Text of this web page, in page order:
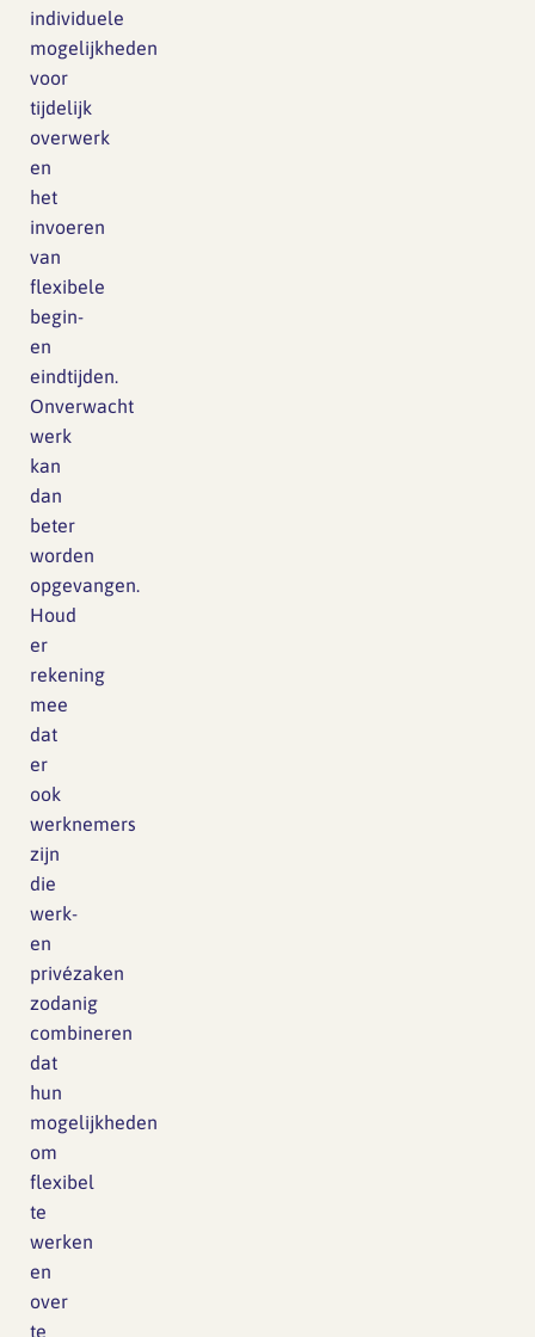
individuele
mogelijkheden
voor
tijdelijk
overwerk
en
het
invoeren
van
flexibele
begin-
en
eindtijden.
Onverwacht
werk
kan
dan
beter
worden
opgevangen.
Houd
er
rekening
mee
dat
er
ook
werknemers
zijn
die
werk-
en
privézaken
zodanig
combineren
dat
hun
mogelijkheden
om
flexibel
te
werken
en
over
te